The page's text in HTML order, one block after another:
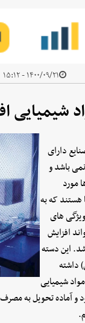
۱۴۰۰/۰۹/۲۱ - ۱۵:۱۲
شیمیایی
دارای
باشد و
مورد
هستند که به
های
افزایش
این دسته
داشته
شیمیایی
و آماده تحویل به